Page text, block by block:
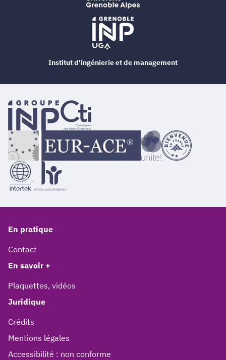
En pratique
Contact
En savoir +
Plaquettes, vidéos
Juridique
Crédits
Mentions légales
Accessibilité : non conforme
Institut d'ingénierie et de management